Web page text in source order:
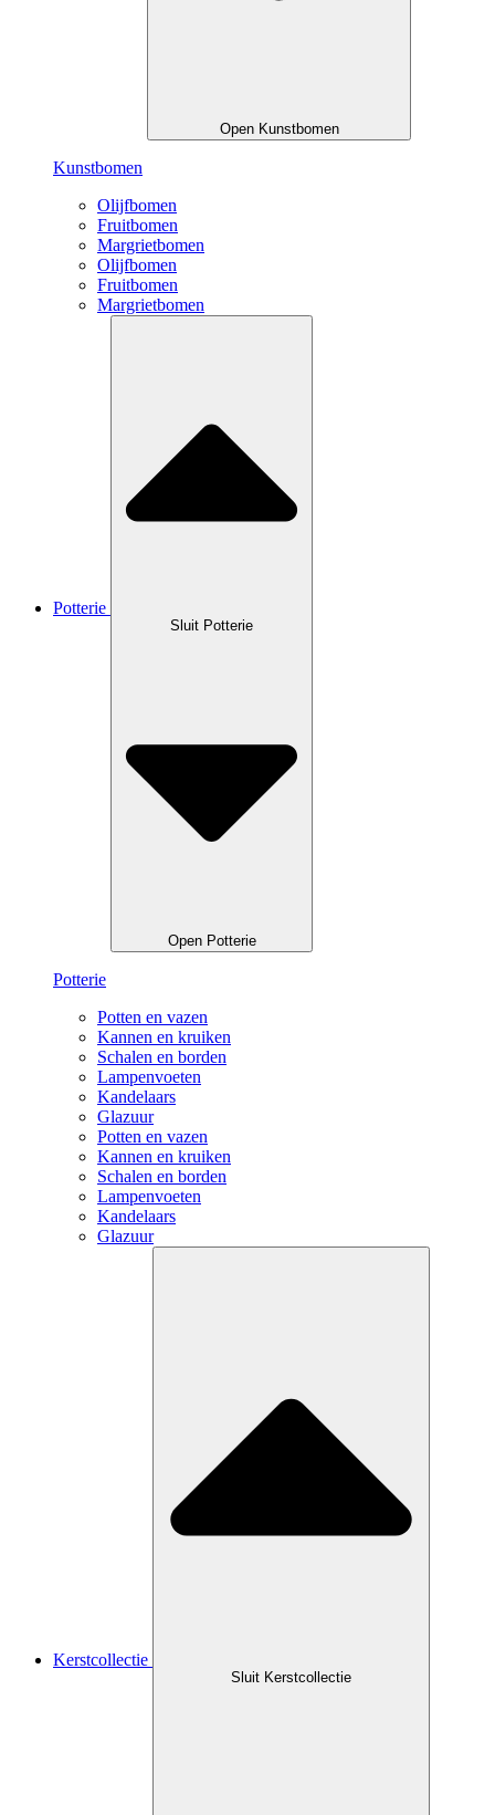
Open Kunstbomen
Kunstbomen
Olijfbomen
Fruitbomen
Margrietbomen
Olijfbomen
Fruitbomen
Margrietbomen
Potterie
Sluit Potterie
Open Potterie
Potterie
Potten en vazen
Kannen en kruiken
Schalen en borden
Lampenvoeten
Kandelaars
Glazuur
Potten en vazen
Kannen en kruiken
Schalen en borden
Lampenvoeten
Kandelaars
Glazuur
Kerstcollectie
Sluit Kerstcollectie